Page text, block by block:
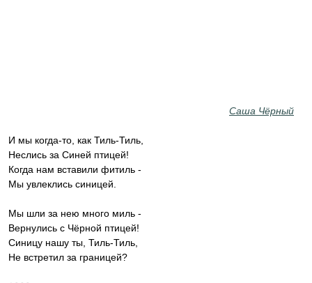
Саша Чёрный
И мы когда-то, как Тиль-Тиль,
Неслись за Синей птицей!
Когда нам вставили фитиль -
Мы увлеклись синицей.
Мы шли за нею много миль -
Вернулись с Чёрной птицей!
Синицу нашу ты, Тиль-Тиль,
Не встретил за границей?